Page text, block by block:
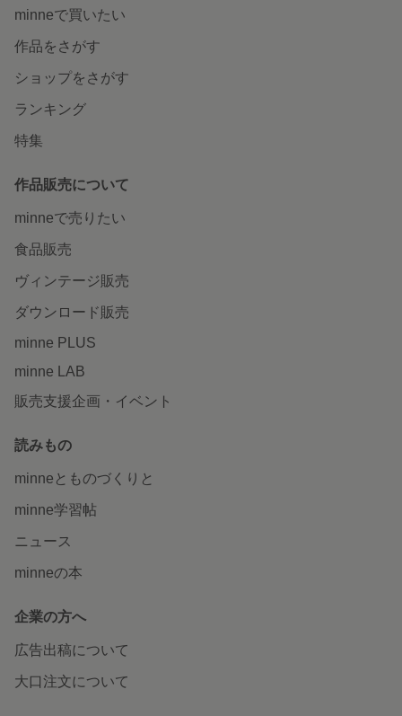
minneで買いたい
作品をさがす
ショップをさがす
ランキング
特集
作品販売について
minneで売りたい
食品販売
ヴィンテージ販売
ダウンロード販売
minne PLUS
minne LAB
販売支援企画・イベント
読みもの
minneとものづくりと
minne学習帖
ニュース
minneの本
企業の方へ
広告出稿について
大口注文について